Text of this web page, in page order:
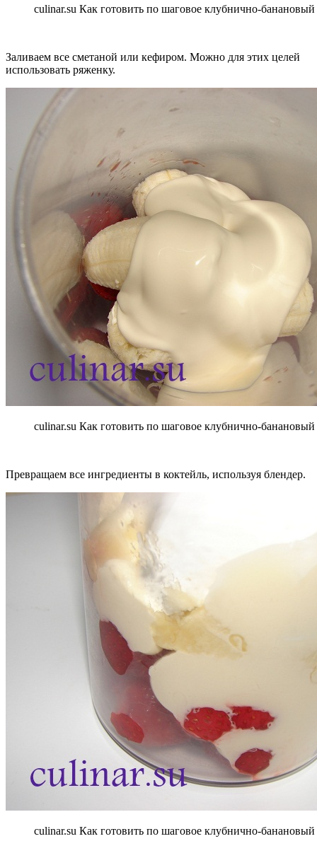
culinar.su Как готовить по шаговое клубнично-банановый
Заливаем все сметаной или кефиром. Можно для этих целей
использовать ряженку.
culinar.su Как готовить по шаговое клубнично-банановый
Превращаем все ингредиенты в коктейль, используя блендер.
culinar.su Как готовить по шаговое клубнично-банановый